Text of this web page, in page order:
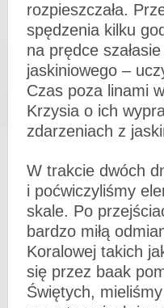
rozpieszczała.
spędzenia kilku
na prędce
jaskiniowego –
Czas poza linami
Krzysia o ich
zdarzeniach z
W trakcie dwóch
i poćwiczyliśmy
skale. Po
bardzo miłą
Koralowej takich
się przez baak
Świętych,